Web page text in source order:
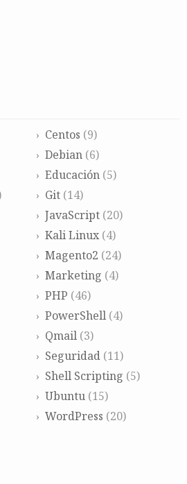
Centos (9)
Debian(6)
Educación(5)
Git(14)
JavaScript(20)
Kali Linux(4)
Magento2 (24)
Marketing (4)
PHP (46)
PowerShell(4)
Qmail(3)
Seguridad(11)
Shell Scripting (5)
Ubuntu(15)
WordPress (20)